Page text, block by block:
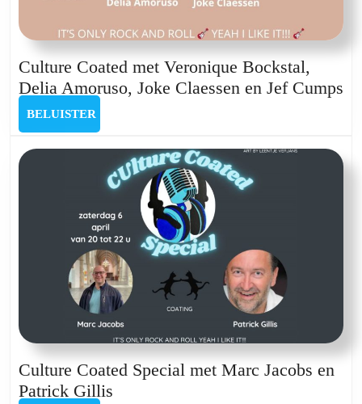
Culture Coated met Veronique Bockstal,
Delia Amoruso, Joke Claessen en Jef Cumps
BELUISTER
Culture Coated Special met Marc Jacobs en
Patrick Gillis